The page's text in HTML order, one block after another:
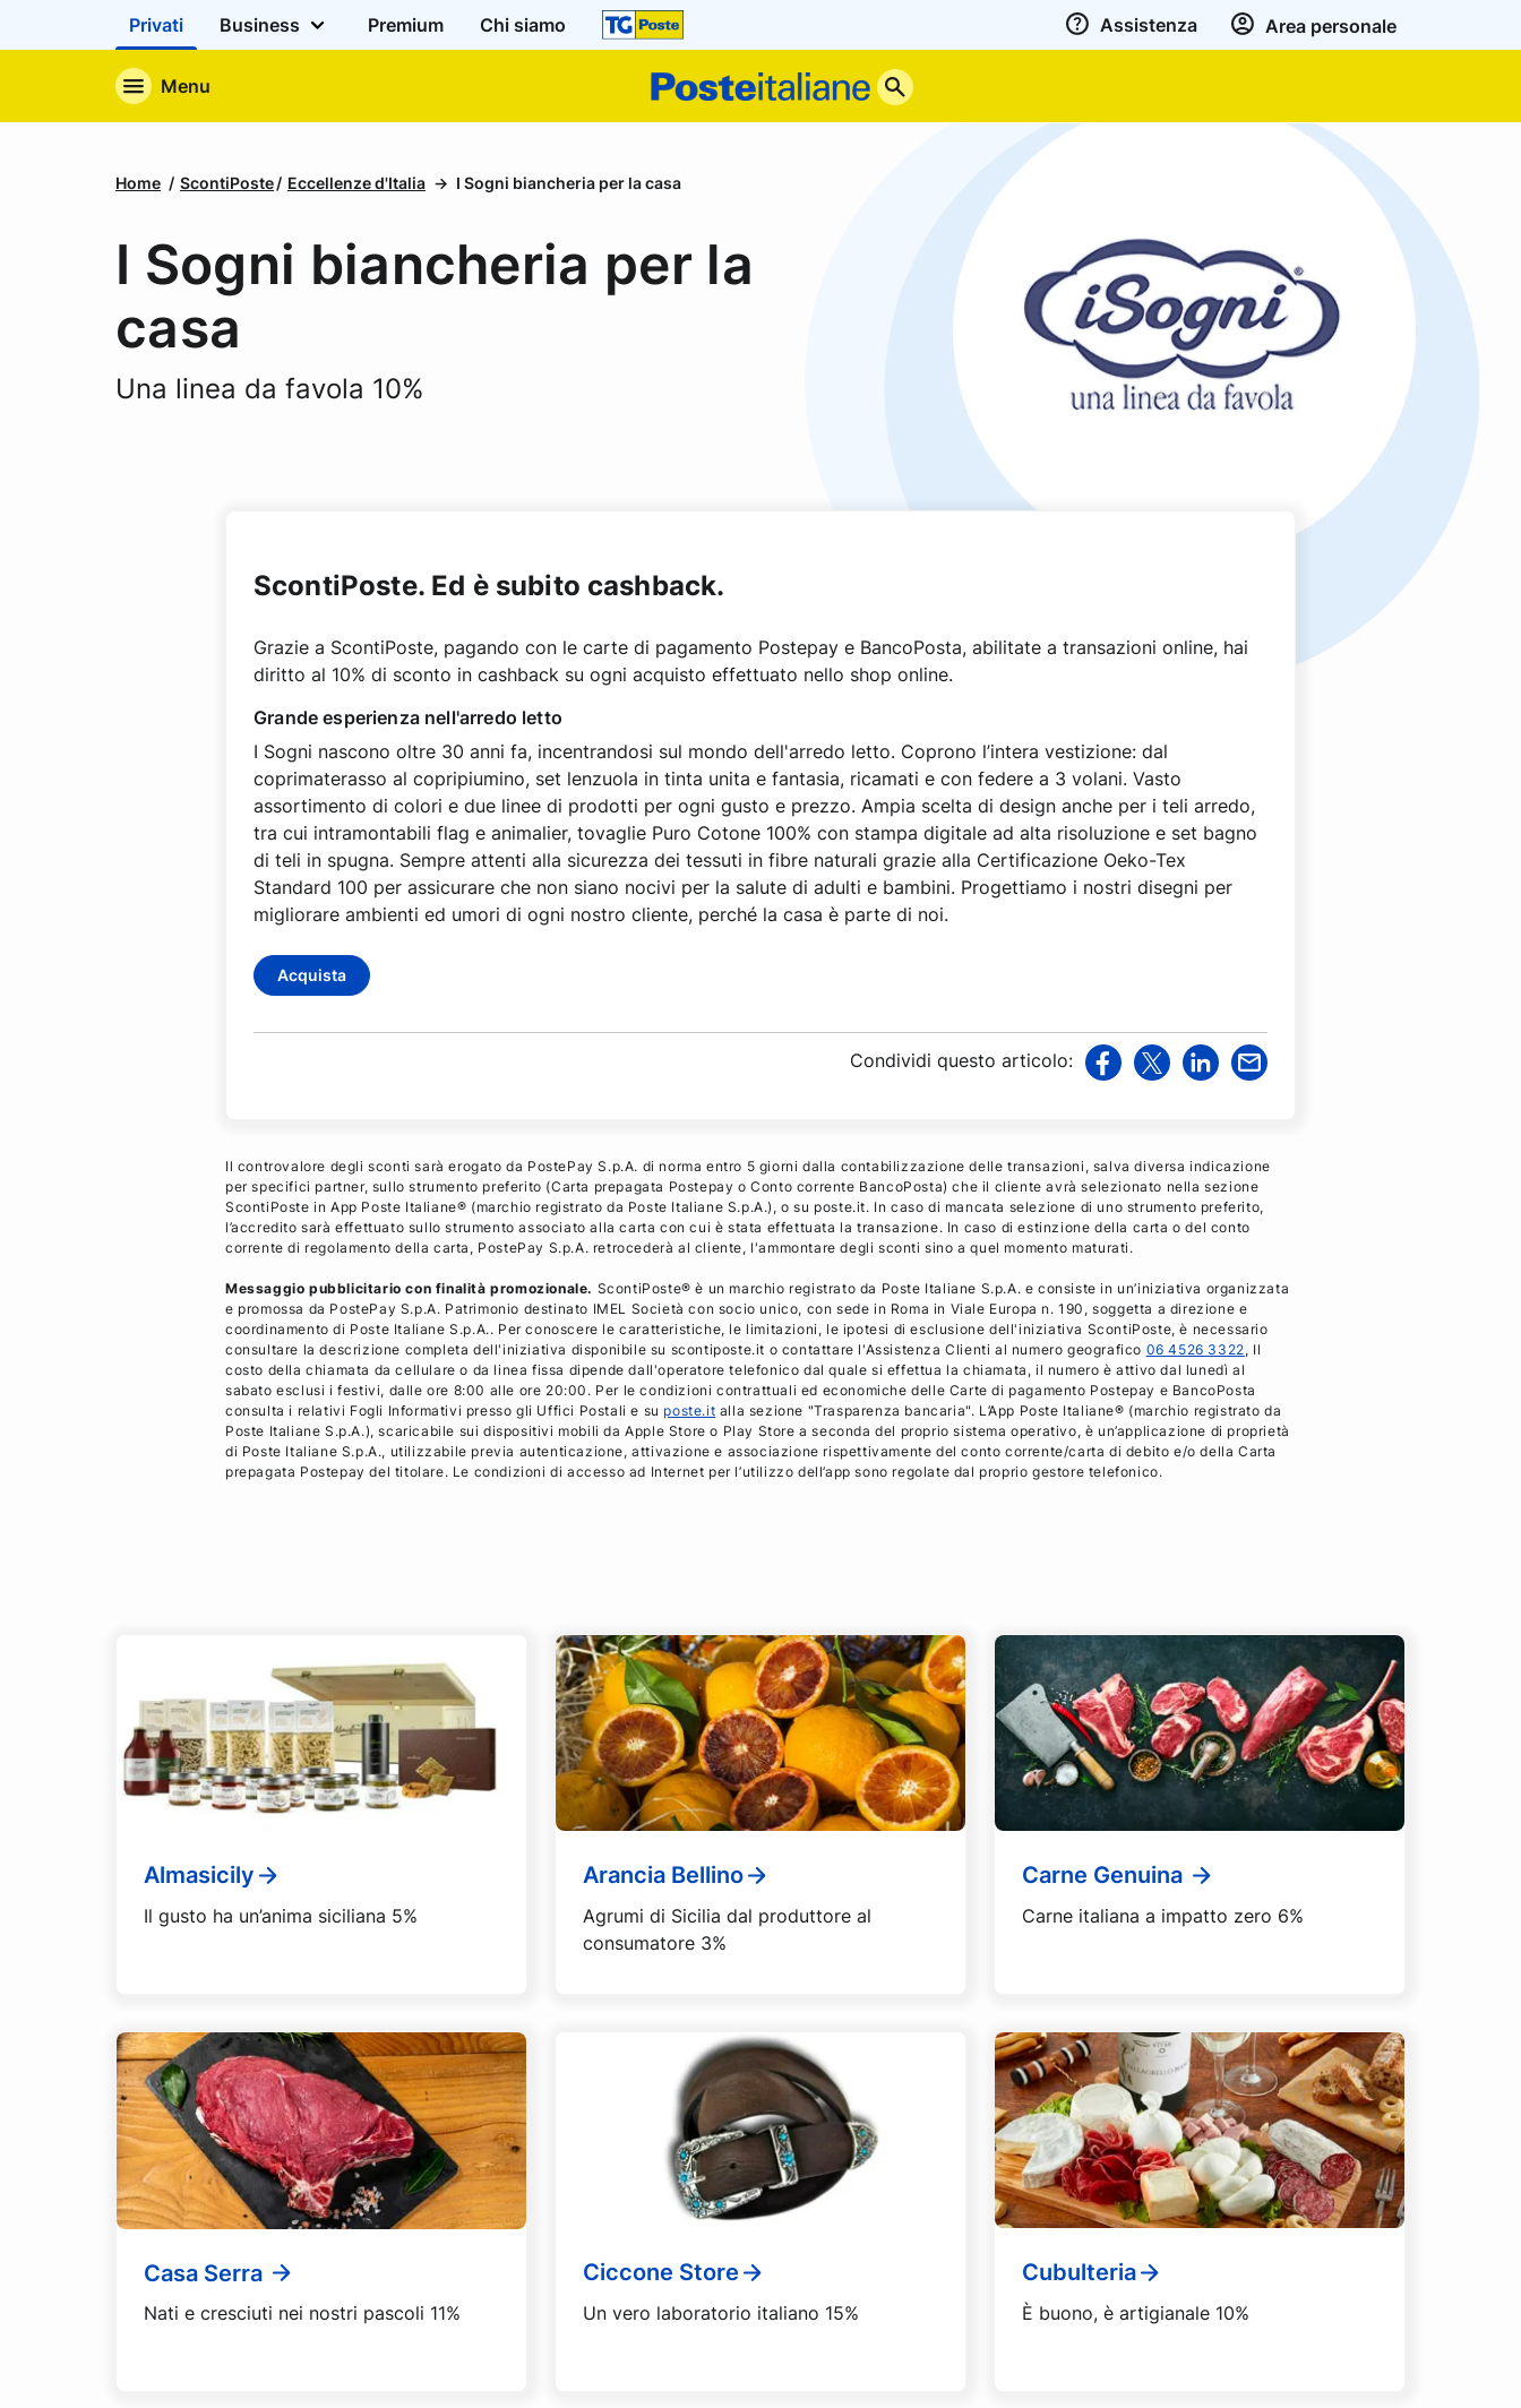
Privati Business Premium Chi siamo Assistenza Area personale
Menu
Poste
Italiane
Home ScontiPoste Eccellenze d'Italia I Sogni biancheria per la casa
I Sogni biancheria per la
casa
Una linea da favola 10%
ScontiPoste. Ed è subito cashback.
Grazie a ScontiPoste, pagando con le carte di pagamento Postepay e BancoPosta, abilitate a transazioni online, hai
diritto al 10% di sconto in cashback su ogni acquisto effettuato nello shop online.
Grande esperienza nell'arredo letto
I Sogni nascono oltre 30 anni fa, incentrandosi sul mondo dell'arredo letto. Coprono l’intera vestizione: dal
coprimaterasso al copripiumino, set lenzuola in tinta unita e fantasia, ricamati e con federe a 3 volani. Vasto
assortimento di colori e due linee di prodotti per ogni gusto e prezzo. Ampia scelta di design anche per i teli arredo,
tra cui intramontabili flag e animalier, tovaglie Puro Cotone 100% con stampa digitale ad alta risoluzione e set bagno
di teli in spugna. Sempre attenti alla sicurezza dei tessuti in fibre naturali grazie alla Certificazione Oeko-Tex
Standard 100 per assicurare che non siano nocivi per la salute di adulti e bambini. Progettiamo i nostri disegni per
migliorare ambienti ed umori di ogni nostro cliente, perché la casa è parte di noi.
Acquista
Condividi questo articolo:
v
a
c
e
o
o
k
v
w
i
t
e
r
v
i
n
k
d
i
n
Il controvalore degli sconti sarà erogato da PostePay S.p.A. di norma entro 5 giorni dalla contabilizzazione delle transazioni, salva diversa indicazione
per specifici partner, sullo strumento preferito (Carta prepagata Postepay o Conto corrente BancoPosta) che il cliente avrà selezionato nella sezione
ScontiPoste in App Poste Italiane® (marchio registrato da Poste Italiane S.p.A.), o su poste.it. In caso di mancata selezione di uno strumento preferito,
l’accredito sarà effettuato sullo strumento associato alla carta con cui è stata effettuata la transazione. In caso di estinzione della carta o del conto
corrente di regolamento della carta, PostePay S.p.A. retrocederà al cliente, l'ammontare degli sconti sino a quel momento maturati.
Messaggio pubblicitario con finalità promozionale. ScontiPoste® è un marchio registrato da Poste Italiane S.p.A. e consiste in un’iniziativa organizzata
e promossa da PostePay S.p.A. Patrimonio destinato IMEL Società con socio unico, con sede in Roma in Viale Europa n. 190, soggetta a direzione e
coordinamento di Poste Italiane S.p.A.. Per conoscere le caratteristiche, le limitazioni, le ipotesi di esclusione dell'iniziativa ScontiPoste, è necessario
consultare la descrizione completa dell'iniziativa disponibile su scontiposte.it o contattare l'Assistenza Clienti al numero geografico 06 4526 3322, Il
costo della chiamata da cellulare o da linea fissa dipende dall'operatore telefonico dal quale si effettua la chiamata, il numero è attivo dal lunedì al
sabato esclusi i festivi, dalle ore 8:00 alle ore 20:00. Per le condizioni contrattuali ed economiche delle Carte di pagamento Postepay e BancoPosta
consulta i relativi Fogli Informativi presso gli Uffici Postali e su poste.it alla sezione "Trasparenza bancaria". L’App Poste Italiane® (marchio registrato da
Poste Italiane S.p.A.), scaricabile sui dispositivi mobili da Apple Store o Play Store a seconda del proprio sistema operativo, è un’applicazione di proprietà
di Poste Italiane S.p.A., utilizzabile previa autenticazione, attivazione e associazione rispettivamente del conto corrente/carta di debito e/o della Carta
prepagata Postepay del titolare. Le condizioni di accesso ad Internet per l’utilizzo dell’app sono regolate dal proprio gestore telefonico.
Almasicily
Il gusto ha un’anima siciliana 5%
Arancia Bellino
Agrumi di Sicilia dal produttore al
consumatore 3%
Carne Genuina
Carne italiana a impatto zero 6%
Casa Serra
Nati e cresciuti nei nostri pascoli 11%
Ciccone Store
Un vero laboratorio italiano 15%
Cubulteria
È buono, è artigianale 10%